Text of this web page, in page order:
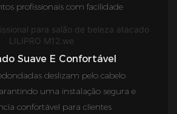
profissionais com facilidade
Suave E Confortável
deslizam pelo cabelo
uma instalação segura e
confortável para clientes